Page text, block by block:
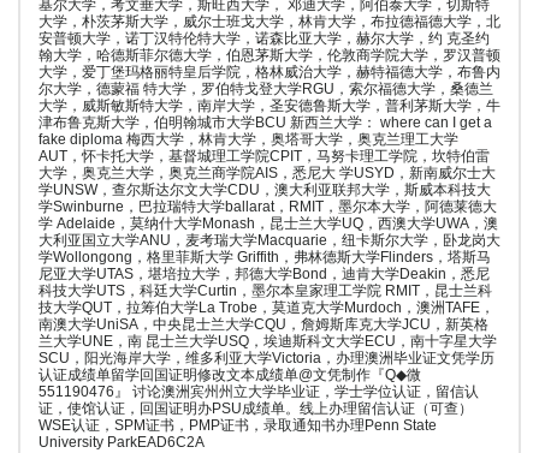
基尔大学，考文垂大学，斯旺西大学， 邓迪大学，阿伯泰大学，切斯特
大学，朴茨茅斯大学，威尔士班戈大学，林肯大学，布拉德福德大学，北
安普顿大学，诺丁汉特伦特大学，诺森比亚大学，赫尔大学，约 克圣约
翰大学，哈德斯菲尔德大学，伯恩茅斯大学，伦敦商学院大学，罗汉普顿
大学，爱丁堡玛格丽特皇后学院，格林威治大学，赫特福德大学，布鲁内
尔大学，德蒙福 特大学，罗伯特戈登大学RGU，索尔福德大学，桑德兰
大学，威斯敏斯特大学，南岸大学，圣安德鲁斯大学，普利茅斯大学，牛
津布鲁克斯大学，伯明翰城市大学BCU 新西兰大学： where can I get a
fake diploma 梅西大学，林肯大学，奥塔哥大学，奥克兰理工大学
AUT，怀卡托大学，基督城理工学院CPIT，马努卡理工学院，坎特伯雷
大学，奥克兰大学，奥克兰商学院AIS，悉尼大 学USYD，新南威尔士大
学UNSW，查尔斯达尔文大学CDU，澳大利亚联邦大学，斯威本科技大
学Swinburne，巴拉瑞特大学ballarat，RMIT，墨尔本大学，阿德莱德大
学 Adelaide，莫纳什大学Monash，昆士兰大学UQ，西澳大学UWA，澳
大利亚国立大学ANU，麦考瑞大学Macquarie，纽卡斯尔大学，卧龙岗大
学Wollongong，格里菲斯大学 Griffith，弗林德斯大学Flinders，塔斯马
尼亚大学UTAS，堪培拉大学，邦德大学Bond，迪肯大学Deakin，悉尼
科技大学UTS，科廷大学Curtin，墨尔本皇家理工学院 RMIT，昆士兰科
技大学QUT，拉筹伯大学La Trobe，莫道克大学Murdoch，澳洲TAFE，
南澳大学UniSA，中央昆士兰大学CQU，詹姆斯库克大学JCU，新英格
兰大学UNE，南 昆士兰大学USQ，埃迪斯科文大学ECU，南十字星大学
SCU，阳光海岸大学，维多利亚大学Victoria，办理澳洲毕业证文凭学历
认证成绩单留学回国证明修改文本成绩单@文凭制作『Q◆微
551190476』 讨论澳洲宾州州立大学毕业证，学士学位认证，留信认
证，使馆认证，回国证明办PSU成绩单。线上办理留信认证（可查）
WSE认证，SPM证书，PMP证书，录取通知书办理Penn State
University ParkEAD6C2A